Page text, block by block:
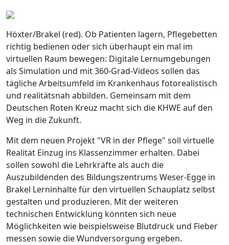
Höxter/Brakel (red). Ob Patienten lagern, Pflegebetten
richtig bedienen oder sich überhaupt ein mal im
virtuellen Raum bewegen: Digitale Lernumgebungen
als Simulation und mit 360-Grad-Videos sollen das
tägliche Arbeitsumfeld im Krankenhaus fotorealistisch
und realitätsnah abbilden. Gemeinsam mit dem
Deutschen Roten Kreuz macht sich die KHWE auf den
Weg in die Zukunft.
Mit dem neuen Projekt "VR in der Pflege" soll virtuelle
Realität Einzug ins Klassenzimmer erhalten. Dabei
sollen sowohl die Lehrkräfte als auch die
Auszubildenden des Bildungszentrums Weser-Egge in
Brakel Lerninhalte für den virtuellen Schauplatz selbst
gestalten und produzieren. Mit der weiteren
technischen Entwicklung könnten sich neue
Möglichkeiten wie beispielsweise Blutdruck und Fieber
messen sowie die Wundversorgung ergeben.